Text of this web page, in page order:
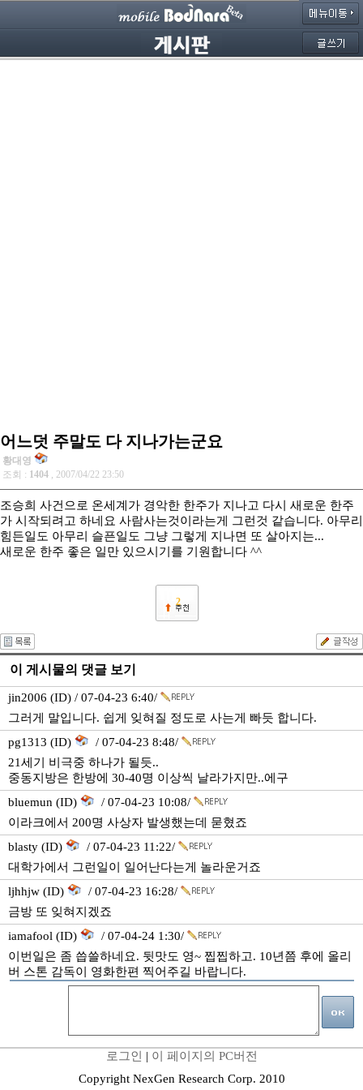
어느덧 주말도 다 지나가는군요
황대영
조회 : 1404 , 2007/04/22 23:50
조승희 사건으로 온세계가 경악한 한주가 지나고 다시 새로운 한주
가 시작되려고 하네요 사람사는것이라는게 그런것 같습니다. 아무리
힘든일도 아무리 슬픈일도 그냥 그렇게 지나면 또 살아지는...
새로운 한주 좋은 일만 있으시기를 기원합니다 ^^
2
이 게시물의 댓글 보기
jin2006 (ID) / 07-04-23 6:40/
그러게 말입니다. 쉽게 잊혀질 정도로 사는게 빠듯 합니다.
pg1313 (ID)
/ 07-04-23 8:48/
21세기 비극중 하나가 될듯..
중동지방은 한방에 30-40명 이상씩 날라가지만..에구
bluemun (ID)
/ 07-04-23 10:08/
이라크에서 200명 사상자 발생했는데 묻혔죠
blasty (ID)
/ 07-04-23 11:22/
대학가에서 그런일이 일어난다는게 놀라운거죠
ljhhjw (ID)
/ 07-04-23 16:28/
금방 또 잊혀지겠죠
iamafool (ID)
/ 07-04-24 1:30/
이번일은 좀 씁쓸하네요. 뒷맛도 영~ 찝찝하고. 10년쯤 후에 올리
버 스톤 감독이 영화한편 찍어주길 바랍니다.
로그인 | 이 페이지의 PC버전
Copyright NexGen Research Corp. 2010